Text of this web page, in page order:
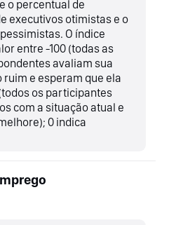
o percentual de
executivos otimistas e o
O índice
entre -100 (todas as
avaliam sua
ruim e esperam que ela
os participantes
com a situação atual e
0 indica